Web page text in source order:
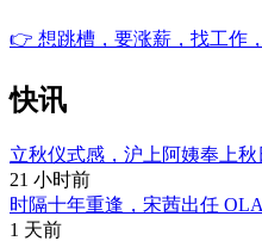
👉 想跳槽，要涨薪，找工作
快讯
立秋仪式感，沪上阿姨奉上
21 小时前
时隔十年重逢，宋茜出任
1 天前